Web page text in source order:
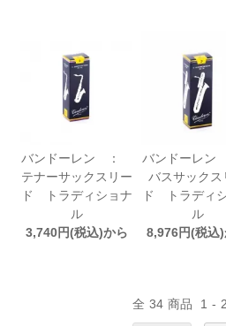
バンドーレン ：
テナーサックスリー
ド トラディショナ
ル
3,740円(税込)から
バンドーレ
バスサックス
ド トラディ
ル
8,976円(税込)
全 34 商品 1 -